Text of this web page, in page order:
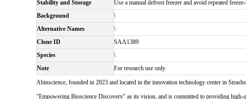
Stability and Storage
Use a manual defrost freezer and avoid repeated
Background
\
Alternative Names
\
Clone ID
SAA1389
Species
\
Note
For research use only.
Abinscience, founded in 2023 and located in the innovation technology center in
"Empowering Bioscience Discovery" as its vision, and is committed to providing